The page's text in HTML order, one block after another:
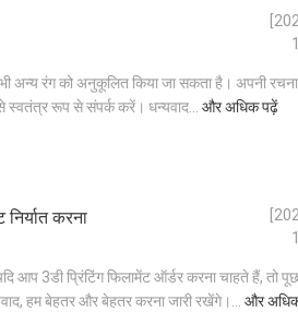
अन्य रंग को अनुकूलित किया जा सकता है। अपनी
स्वतंत्र रूप से संपर्क करें। धन्यवाद... और अधिक पढ़ें
करना
आप 3डी प्रिंटिंग फिलामेंट ऑर्डर करना चाहते हैं, तो
हम बेहतर और बेहतर करना जारी रखेंगे।... और